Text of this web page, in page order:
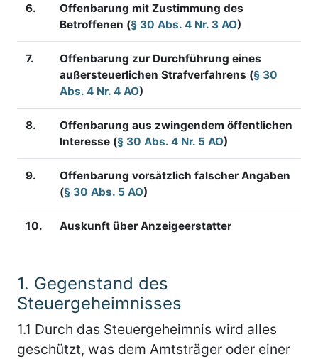
6.
Offenbarung mit Zustimmung des
Betroffenen (§ 30 Abs. 4 Nr. 3 AO)
7.
Offenbarung zur Durchführung eines
außersteuerlichen Strafverfahrens (§ 30
Abs. 4 Nr. 4 AO)
8.
Offenbarung aus zwingendem öffentlichen
Interesse (§ 30 Abs. 4 Nr. 5 AO)
9.
Offenbarung vorsätzlich falscher Angaben
(§ 30 Abs. 5 AO)
10. Auskunft über Anzeigeerstatter
1. Gegenstand des
Steuergeheimnisses
1.1 Durch das Steuergeheimnis wird alles
geschützt, was dem Amtsträger oder einer